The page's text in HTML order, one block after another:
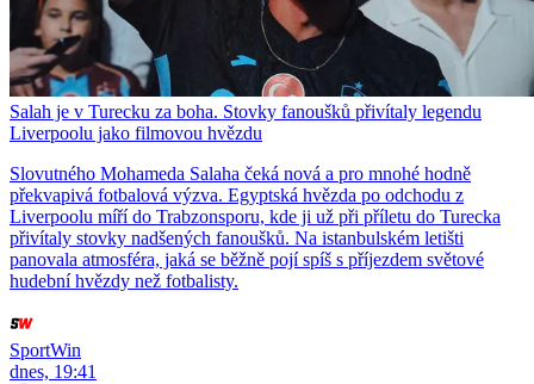
Salah je v Turecku za boha. Stovky fanoušků přivítaly legendu
Liverpoolu jako filmovou hvězdu
Slovutného Mohameda Salaha čeká nová a pro mnohé hodně
překvapivá fotbalová výzva. Egyptská hvězda po odchodu z
Liverpoolu míří do Trabzonsporu, kde ji už při příletu do Turecka
přivítaly stovky nadšených fanoušků. Na istanbulském letišti
panovala atmosféra, jaká se běžně pojí spíš s příjezdem světové
hudební hvězdy než fotbalisty.
SportWin
dnes, 19:41